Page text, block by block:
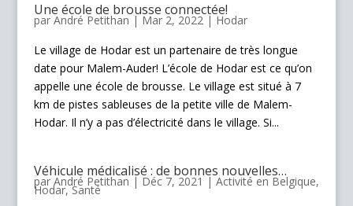
Une école de brousse connectée!
par André Petithan | Mar 2, 2022| Hodar
Le village de Hodar est un partenaire de très longue
date pour Malem-Auder! L’école de Hodar est ce qu’on
appelle une école de brousse. Le village est situé à 7
km de pistes sableuses de la petite ville de Malem-
Hodar. Il n’y a pas d’électricité dans le village. Si...
Véhicule médicalisé : de bonnes nouvelles…
par André Petithan | Déc 7, 2021 | Activité en Belgique,
Hodar,Santé